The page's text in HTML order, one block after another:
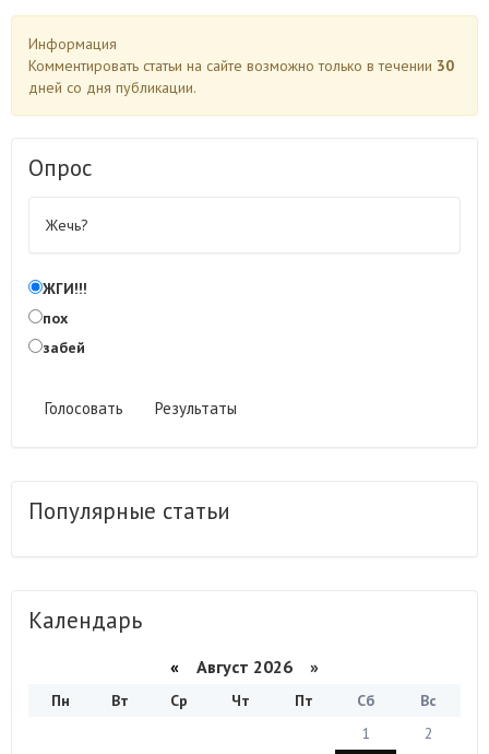
Информация
Комментировать статьи на сайте возможно только в течении 30
дней со дня публикации.
Опрос
Жечь?
ЖГИ!!!
пох
забей
Голосовать Результаты
Популярные статьи
Календарь
« Август 2026 »
Пн Вт Ср Чт Пт Сб
Вс
1
2